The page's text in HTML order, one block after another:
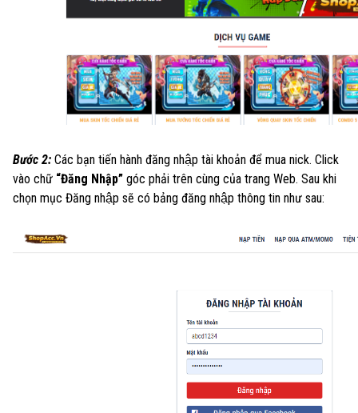
Bước 2: Các bạn tiến hành đăng nhập tài khoản để mua nick. Click
vào chữ “Đăng Nhập” góc phải trên cùng của trang Web. Sau khi
chọn mục Đăng nhập sẽ có bảng đăng nhập thông tin như sau: